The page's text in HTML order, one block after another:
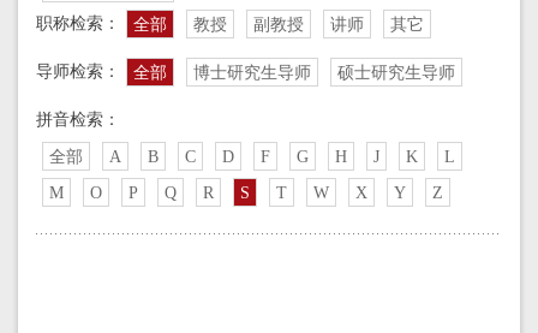
职称检索：
全部 教授 副教授 讲师 其它
导师检索： 全部 博士研究生导师 硕士研究生导师
拼音检索：
全部 A B C D F G H J K
L
M
O P Q R S T W X Y Z